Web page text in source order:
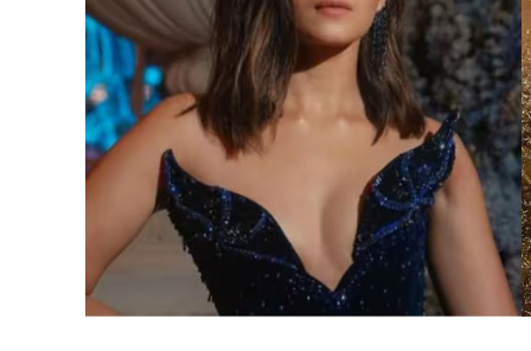
सैफ की कैमिस्ट्री को भले ही नोटिस किया गया,
खींचने में नाकाम रहा।
‘एजेंट विनोद’ से भी निराशा
2012 में आई एजेंट विनोद को लेकर काफी प्रचार
बड़े स्पाई थ्रिलर की उम्मीद थी। करीना भी इसमें
कमजोर रही कि यह बॉक्स ऑफिस पर बुरी तरह गिर